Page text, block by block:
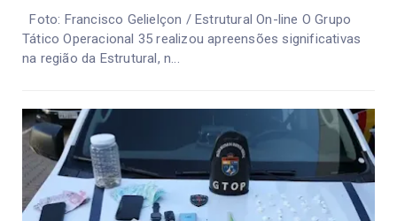
Foto: Francisco Gelielçon / Estrutural On-line O Grupo
Tático Operacional 35 realizou apreensões significativas
na região da Estrutural, n...